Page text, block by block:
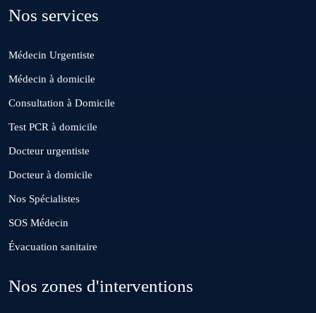
Deroua
El Borouj
El Gara
Guisser
Hattane
Khouribga
Loulad
Nos services
Médecin Urgentiste
Médecin à domicile
Consultation à Domicile
Test PCR à domicile
Docteur urgentiste
Docteur à domicile
Nos Spécialistes
SOS Médecin
Évacuation sanitaire
Nos zones d'interventions